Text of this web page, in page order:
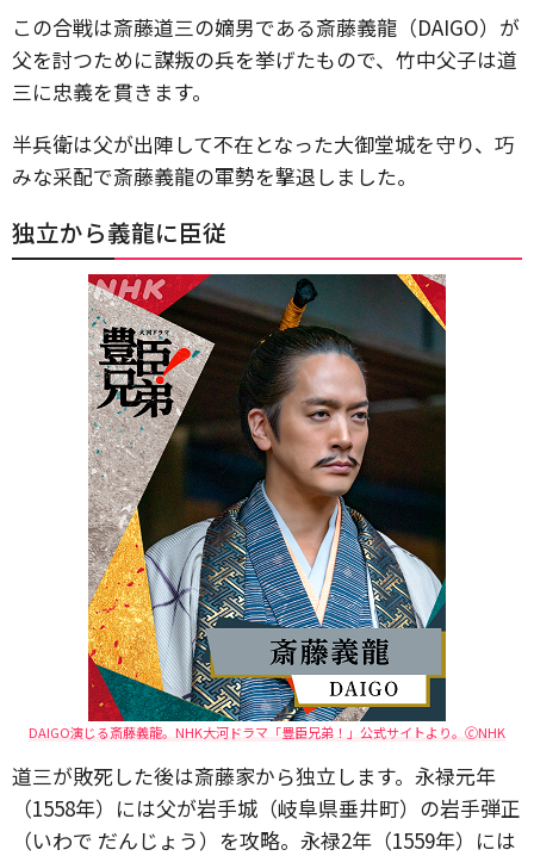
この合戦は斎藤道三の嫡男である斎藤義龍（DAIGO）が
父を討つために謀叛の兵を挙げたもので、竹中父子は道
三に忠義を貫きます。
半兵衛は父が出陣して不在となった大御堂城を守り、巧
みな采配で斎藤義龍の軍勢を撃退しました。
独立から義龍に臣従
DAIGO演じる斎藤義龍。NHK大河ドラマ「豊臣兄弟！」公式サイトより。🄫NHK
道三が敗死した後は斎藤家から独立します。永禄元年
（1558年）には父が岩手城（岐阜県垂井町）の岩手弾正
（いわで だんじょう）を攻略。永禄2年（1559年）には